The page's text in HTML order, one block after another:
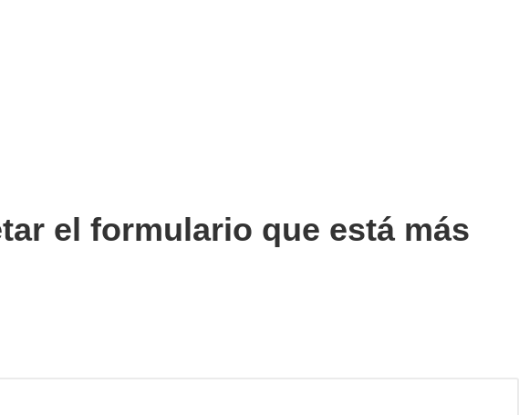
el formulario que está más